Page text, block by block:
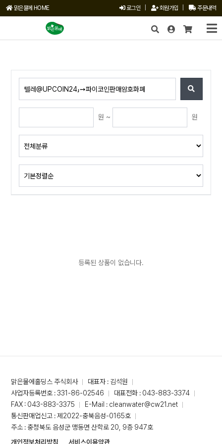
맑은물에 HOME 로그인| 회원가입 주문내역
원 ~ 원
등록된 상품이 없습니다.
맑은물에홀딩스 주식회사
대표자 : 김석원
사업자등록번호 : 331-86-02546
대표전화 : 043-883-3374
FAX : 043-883-3375
E-Mail : cleanwater@cw21.net
통신판매업신고 : 제2022-충북음성-0165호
주소 : 충청북도 음성군 맹동면 산학로 20, 9층 947호
개인정보처리방침
서비스이용약관